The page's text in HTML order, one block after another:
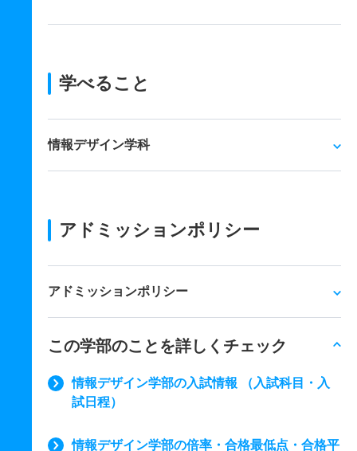
学べること
情報デザイン学科
アドミッションポリシー
アドミッションポリシー
この学部のことを詳しくチェック
情報デザイン学部の入試情報 （入試科目・入
試日程）
情報デザイン学部の倍率・合格最低点・合格平